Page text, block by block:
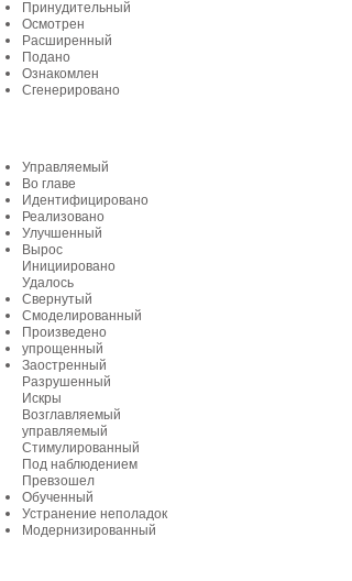
Принудительный
Осмотрен
Расширенный
Подано
Ознакомлен
Сгенерировано
Управляемый
Во главе
Идентифицировано
Реализовано
Улучшенный
Вырос
Инициировано
Удалось
Свернутый
Смоделированный
Произведено
упрощенный
Заостренный
Разрушенный
Искры
Возглавляемый
управляемый
Стимулированный
Под наблюдением
Превзошел
Обученный
Устранение неполадок
Модернизированный